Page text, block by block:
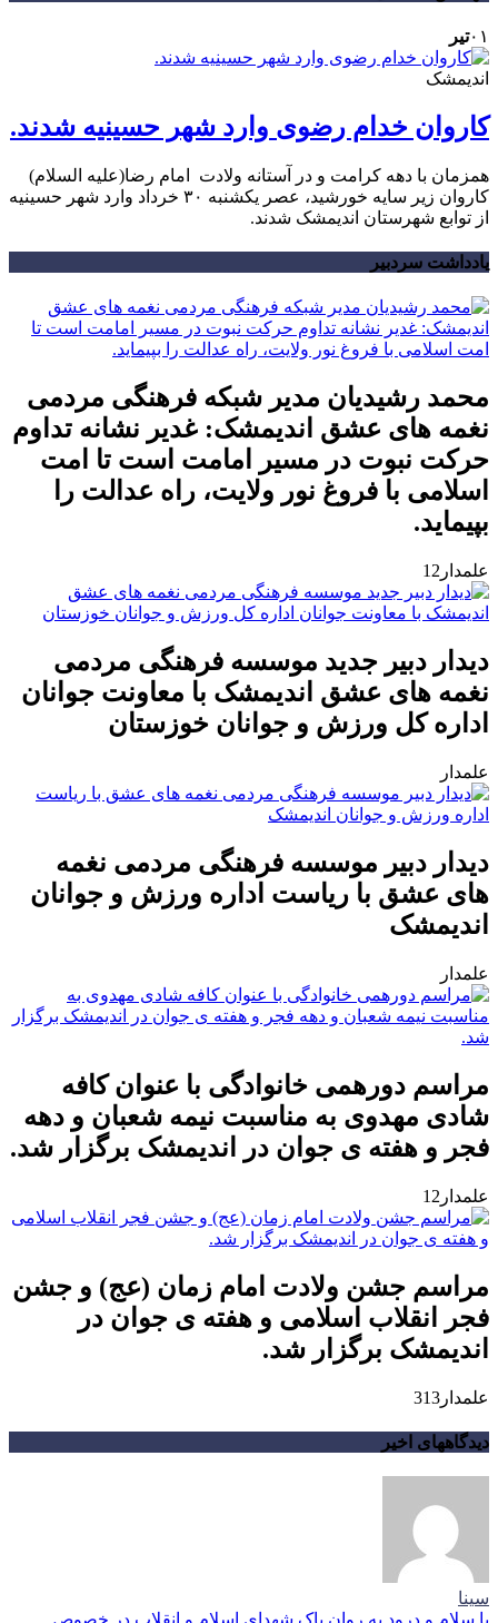
۰۱تیر
اندیمشک
کاروان خدام رضوی وارد شهر حسینیه شدند.
همزمان با دهه کرامت و در آستانه ولادت امام رضا(علیه السلام)
کاروان زیر سایه خورشید، عصر یکشنبه ۳۰ خرداد وارد شهر حسینیه
از توابع شهرستان اندیمشک شدند.
یادداشت سردبیر
محمد رشیدیان مدیر شبکه فرهنگی مردمی
نغمه های عشق اندیمشک: غدیر نشانه تداوم
حرکت نبوت در مسیر امامت است تا امت
اسلامی با فروغ نور ولایت، راه عدالت را
بپیماید.
علمدار12
دیدار دبیر جدید موسسه فرهنگی مردمی
نغمه های عشق اندیمشک با معاونت جوانان
اداره کل ورزش و جوانان خوزستان
علمدار
دیدار دبیر موسسه فرهنگی مردمی نغمه
های عشق با ریاست اداره ورزش و جوانان
اندیمشک
علمدار
مراسم دورهمی خانوادگی با عنوان کافه
شادی مهدوی به مناسبت نیمه شعبان و دهه
فجر و هفته ی جوان در اندیمشک برگزار شد.
علمدار12
مراسم جشن ولادت امام زمان (عج) و جشن
فجر انقلاب اسلامی و هفته ی جوان در
اندیمشک برگزار شد.
علمدار313
دیدگاههای اخیر
سینا
با سلام و درود به روان پاک شهدای اسلام و انقلاب در خصوص